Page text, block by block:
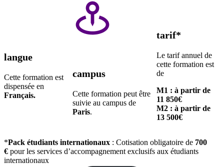
langue
Cette formation est
dispensée en
Français.
campus
Cette formation peut être
suivie au campus de
Paris.
tarif*
Le tarif annuel de
cette formation est
de
M1 : à partir de
11 850€
M2 : à partir de
13 500€
*Pack étudiants internationaux : Cotisation obligatoire de 700
€ pour les services d’accompagnement exclusifs aux étudiants
internationaux